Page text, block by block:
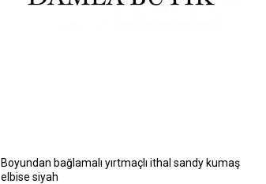
Boyundan bağlamalı yırtmaçlı ithal sandy kumaş
elbise siyah